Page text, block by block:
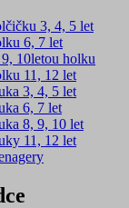
3, 4, 5 let
6, 7 let
10letou holku
11, 12 let
3, 4, 5 let
6, 7 let
8, 9, 10 let
11, 12 let